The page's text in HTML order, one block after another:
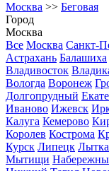
Москва >> Беговая
Город
Москва
Все Москва Санкт-
Астрахань Балашиха
Владивосток
Вологда Воронеж
Долгопрудный
Иваново Ижевск
Калуга Кемерово
Королев Кострома
Курск Липецк
Мытищи